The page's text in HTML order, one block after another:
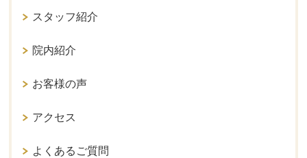
スタッフ紹介
院内紹介
お客様の声
アクセス
よくあるご質問